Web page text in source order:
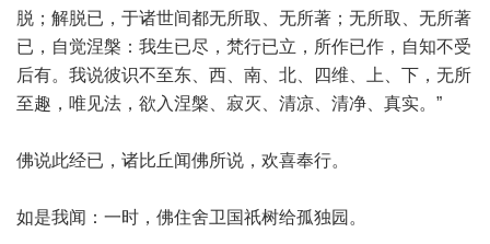
脱；解脱已，于诸世间都无所取、无所著；无所取、无所著
已，自觉涅槃：我生已尽，梵行已立，所作已作，自知不受
后有。我说彼识不至东、西、南、北、四维、上、下，无所
至趣，唯见法，欲入涅槃、寂灭、清凉、清净、真实。”
佛说此经已，诸比丘闻佛所说，欢喜奉行。
如是我闻：一时，佛住舍卫国祇树给孤独园。